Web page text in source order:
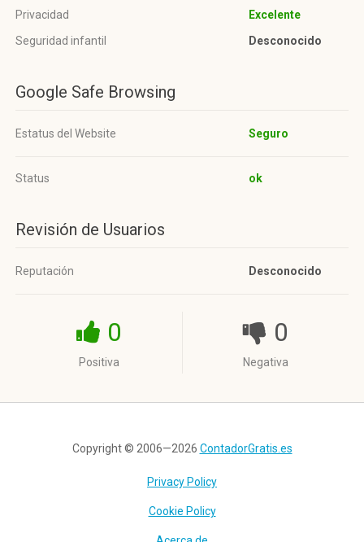
Privacidad
Excelente
Seguridad infantil
Desconocido
Google Safe Browsing
Estatus del Website Seguro
Status ok
Revisión de Usuarios
Reputación Desconocido
0
Positiva
0
Negativa
Copyright © 2006—2026 ContadorGratis.es
Privacy Policy
Cookie Policy